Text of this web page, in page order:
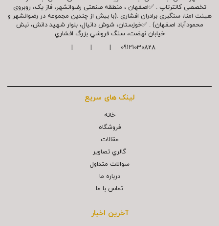
تخصصی کانترتاپ . ✅اصفهان ، منطقه صنعتی رضوانشهر، فاز یک، روبروی
هیئت امنا، سنگبری برادران افشاری .(با بیش از چندین مجموعه در رضوانشهر و
محمودآباد اصفهان) . ✅خوزستان، شوش دانیال، بلوار شهيد دانش، نبش
خیابان نهضت، سنگ فروشي بزرگ افشاري
09121030828 | | |
لینک های سریع
خانه
فروشگاه
مقالات
گالري تصاوير
سوالات متداول
درباره ما
تماس با ما
آخرین اخبار